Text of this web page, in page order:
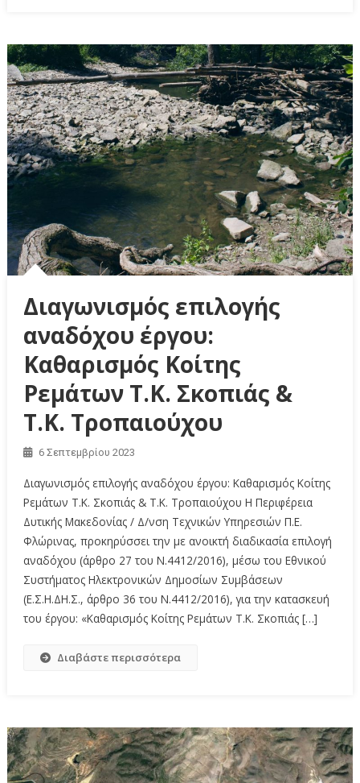
Διαγωνισμός επιλογής
αναδόχου έργου:
Καθαρισμός Κοίτης
Ρεμάτων Τ.Κ. Σκοπιάς &
Τ.Κ. Τροπαιούχου
6 Σεπτεμβρίου 2023
Διαγωνισμός επιλογής αναδόχου έργου: Καθαρισμός Κοίτης
Ρεμάτων Τ.Κ. Σκοπιάς & Τ.Κ. Τροπαιούχου Η Περιφέρεια
Δυτικής Μακεδονίας / Δ/νση Τεχνικών Υπηρεσιών Π.Ε.
Φλώρινας, προκηρύσσει την με ανοικτή διαδικασία επιλογή
αναδόχου (άρθρο 27 του Ν.4412/2016), μέσω του Εθνικού
Συστήματος Ηλεκτρονικών Δημοσίων Συμβάσεων
(Ε.Σ.Η.ΔΗ.Σ., άρθρο 36 του Ν.4412/2016), για την κατασκευή
του έργου: «Καθαρισμός Κοίτης Ρεμάτων Τ.Κ. Σκοπιάς […]
Διαβάστε περισσότερα